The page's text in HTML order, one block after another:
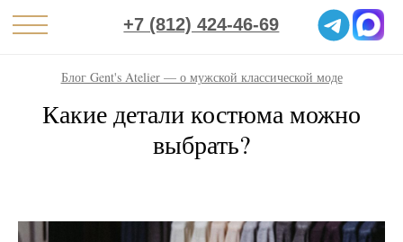
+7 (812) 424-46-69
Блог Gent's Atelier — о мужской классической моде
Какие детали костюма можно
выбрать?